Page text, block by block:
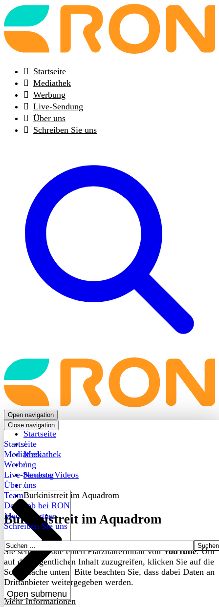
Back
to
frontpage
Startseite
Mediathek
Werbung
Live-Sendung
Über uns
Schreiben Sie uns
Back
to
frontpage
Open navigation
Close navigation
Startseite
Mediathek
Werbung
Live-Sendung
Über uns
Open submenu
Team
Dein Job bei RON
Medienpartner
Schreiben Sie uns
Suchen
nach:
Startseite
/
Mediathek
/
Neueste Videos
/
Burkinistreit im Aquadrom
Burkinistreit im Aquadrom
Sie sehen gerade einen Platzhalterinhalt vonYouTube. Um
auf den eigentlichen Inhalt zuzugreifen, klicken Sie auf die
Schaltfläche unten. Bitte beachten Sie, dass dabei Daten an
Drittanbieter weitergegeben werden.
Mehr Informationen